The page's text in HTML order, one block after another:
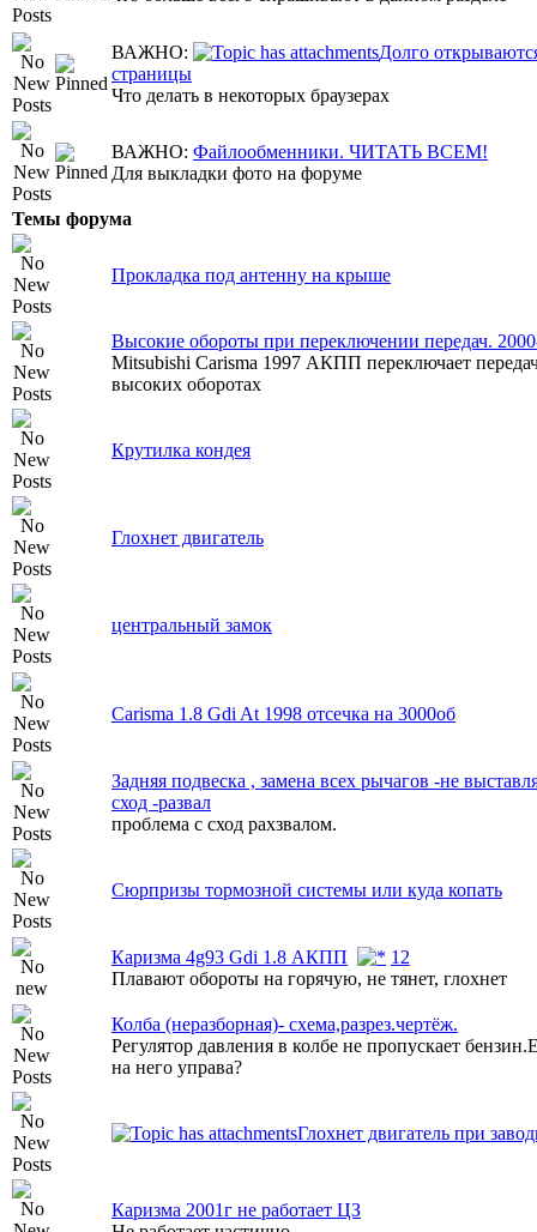
ВАЖНО:
Долго
страницы
Что делать в некоторых браузерах
ВАЖНО: Файлообменники. ЧИТАТЬ ВСЕМ!
Для выкладки фото на форуме
Темы форума
Прокладка под антенну на крыше
Высокие обороты при переключении передач.
Mitsubishi Carisma 1997 АКПП переключает
высоких оборотах
Крутилка кондея
Глохнет двигатель
центральный замок
Carisma 1.8 Gdi At 1998 отсечка на 3000об
Задняя подвеска , замена всех рычагов -не
сход -развал
проблема с сход рахзвалом.
Сюрпризы тормозной системы или куда копать
Каризма 4g93 Gdi 1.8 АКПП 1 2
Плавают обороты на горячую, не тянет, глохнет
Колба (неразборная)- схема,разрез.чертёж.
Регулятор давления в колбе не пропускает
на него управа?
Глохнет двигатель при
Каризма 2001г не работает ЦЗ